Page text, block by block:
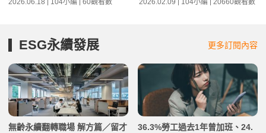
2026.06.18 | 104小編 | 60觀看數 2026.02.09 | 104小編 | 20660觀看數
ESG永續發展 更多訂閱內容
無齡永續翻轉職場 解方篇／留才
36.3%勞工過去1年曾加班、24.